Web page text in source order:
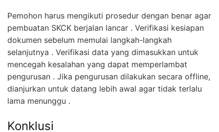
Pemohon harus mengikuti prosedur dengan benar agar
pembuatan SKCK berjalan lancar . Verifikasi kesiapan
dokumen sebelum memulai langkah-langkah
selanjutnya . Verifikasi data yang dimasukkan untuk
mencegah kesalahan yang dapat memperlambat
pengurusan . Jika pengurusan dilakukan secara offline,
dianjurkan untuk datang lebih awal agar tidak terlalu
lama menunggu .
Konklusi